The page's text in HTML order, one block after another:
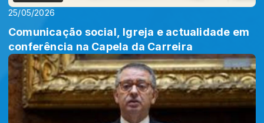
25/05/2026
Comunicação social, Igreja e actualidade em
conferência na Capela da Carreira